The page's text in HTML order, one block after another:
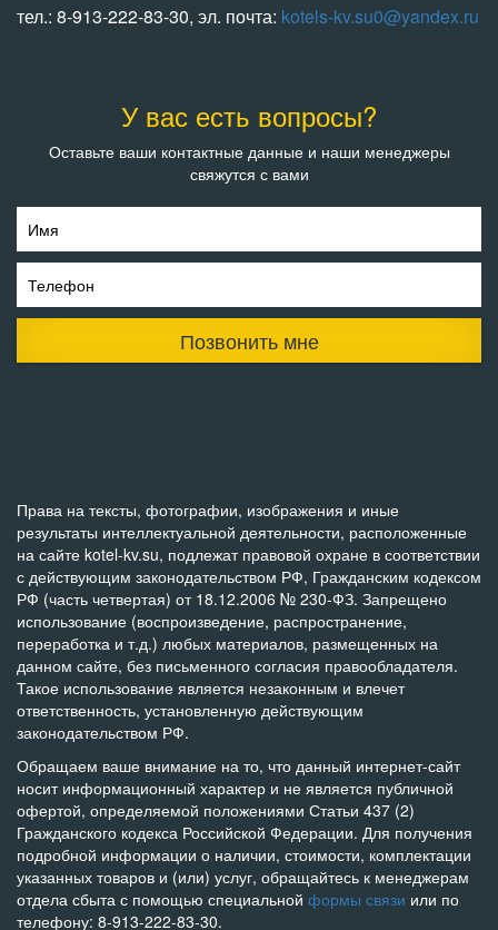
тел.: 8-913-222-83-30, эл. почта: kotels-kv.su0@yandex.ru
У вас есть вопросы?
Оставьте ваши контактные данные и наши менеджеры
свяжутся с вами
Имя
Телефон
Позвонить мне
Права на тексты, фотографии, изображения и иные
результаты интеллектуальной деятельности, расположенные
на сайте kotel-kv.su, подлежат правовой охране в соответствии
с действующим законодательством РФ, Гражданским кодексом
РФ (часть четвертая) от 18.12.2006 № 230-ФЗ. Запрещено
использование (воспроизведение, распространение,
переработка и т.д.) любых материалов, размещенных на
данном сайте, без письменного согласия правообладателя.
Такое использование является незаконным и влечет
ответственность, установленную действующим
законодательством РФ.
Обращаем ваше внимание на то, что данный интернет-сайт
носит информационный характер и не является публичной
офертой, определяемой положениями Статьи 437 (2)
Гражданского кодекса Российской Федерации. Для получения
подробной информации о наличии, стоимости, комплектации
указанных товаров и (или) услуг, обращайтесь к менеджерам
отдела сбыта с помощью специальной формы связи или по
телефону: 8-913-222-83-30.